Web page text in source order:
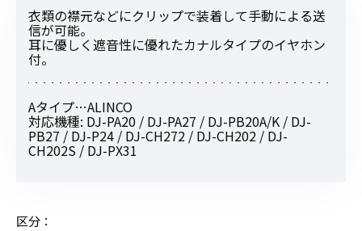
衣類の襟元などにクリップで装着して手動による送
信が可能。
耳に優しく遮音性に優れたカナルタイプのイヤホン
付。
Aタイプ…ALINCO
対応機種: DJ-PA20 / DJ-PA27 / DJ-PB20A/K / DJ-
PB27 / DJ-P24 / DJ-CH272 / DJ-CH202 / DJ-
CH202S / DJ-PX31
区分